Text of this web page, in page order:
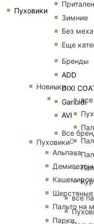
Пуховики
Зимние
Без меха
Еще
Бренды
ADD
DIXI
Garioldi
AVI
Все
Альпака
Шерстяные
Пальто на
Парки
Новинки
Пуховики
все